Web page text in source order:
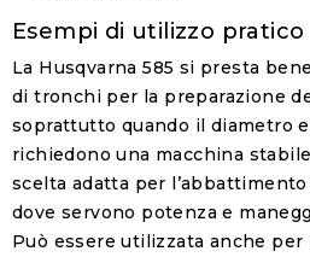
Esempi di utilizzo pratico
La Husqvarna 585 si presta
di tronchi per la preparazione
soprattutto quando il diametro
richiedono una macchina
scelta adatta per
dove servono potenza e
Può essere utilizzata anche